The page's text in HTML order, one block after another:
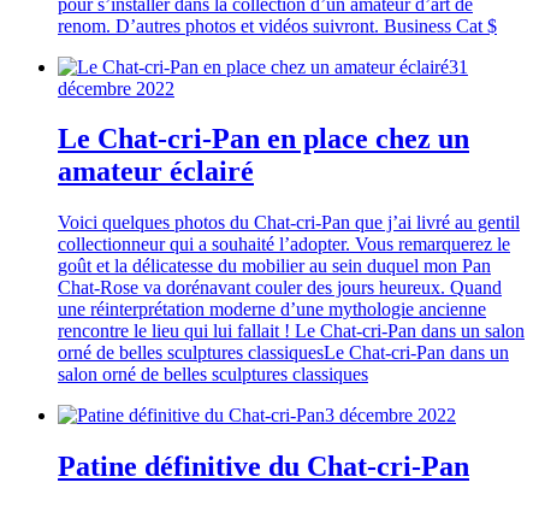
renom. D’autres photos et vidéos suivront. Business Cat $
31
décembre 2022
Le Chat-cri-Pan en place chez un
amateur éclairé
Voici quelques photos du Chat-cri-Pan que j’ai livré au gentil
collectionneur qui a souhaité l’adopter. Vous remarquerez le
goût et la délicatesse du mobilier au sein duquel mon Pan
Chat-Rose va dorénavant couler des jours heureux. Quand
une réinterprétation moderne d’une mythologie ancienne
rencontre le lieu qui lui fallait ! Le Chat-cri-Pan dans un salon
orné de belles sculptures classiquesLe Chat-cri-Pan dans un
salon orné de belles sculptures classiques
3 décembre 2022
Patine définitive du Chat-cri-Pan